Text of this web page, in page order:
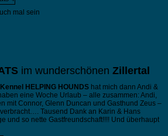
mal sein
im wunderschönen Zillertal
Kennel HELPING HOUNDS hat mich dann Andi &
eine Woche Urlaub – alle zusammen: Andi,
mit Connor, Glenn Duncan und Gasthund Zeus –
Tausend Dank an Karin & Hans
und so nette Gastfreundschaft!!!! Und überhaupt